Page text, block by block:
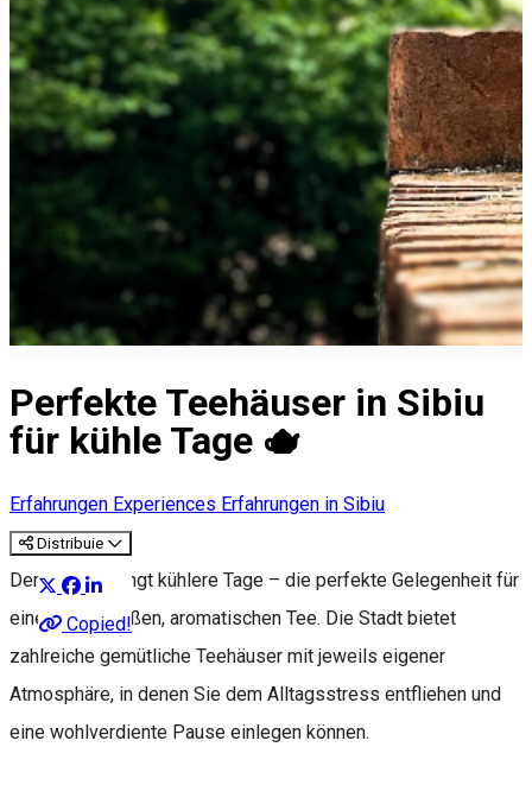
Perfekte Teehäuser in Sibiu
für kühle Tage 🫖
Erfahrungen Experiences Erfahrungen in Sibiu
Distribuie
Copied!
Der Herbst bringt kühlere Tage – die perfekte Gelegenheit für
eine Tasse heißen, aromatischen Tee. Die Stadt bietet
zahlreiche gemütliche Teehäuser mit jeweils eigener
Atmosphäre, in denen Sie dem Alltagsstress entfliehen und
eine wohlverdiente Pause einlegen können.